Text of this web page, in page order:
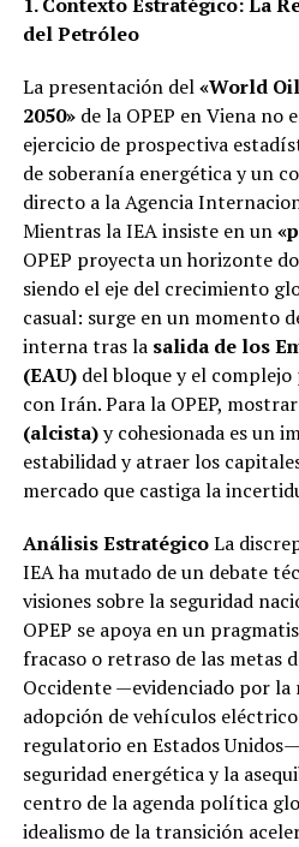
del Petróleo
La presentación del«World
2050»de la OPEP en Viena no
ejercicio de prospectiva
de soberanía energética y un
directo a la Agencia
Mientras la IEA insiste en un
OPEP proyecta un horizonte
siendo el eje del crecimiento
casual: surge en un momento
interna tras la salida de los
(EAU)del bloque y el
con Irán. Para la OPEP,
(alcista)y cohesionada es un
estabilidad y atraer los
mercado que castiga la
Análisis EstratégicoLa
IEA ha mutado de un debate
visiones sobre la seguridad
OPEP se apoya en un
fracaso o retraso de las metas
Occidente —evidenciado por la
adopción de vehículos
regulatorio en Estados
seguridad energética y la
centro de la agenda política
idealismo de la transición